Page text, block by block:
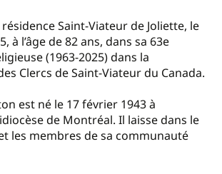
Saint-Viateur de Joliette, le
à l’âge de 82 ans, dans sa 63e
(1963-2025) dans la
Clercs de Saint-Viateur du Canada.
est né le 17 février 1943 à
de Montréal. Il laisse dans le
les membres de sa communauté